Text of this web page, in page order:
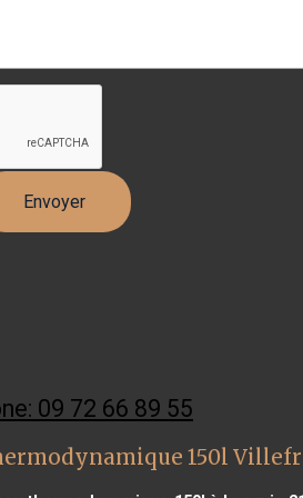
09 72 66 89 55
150l